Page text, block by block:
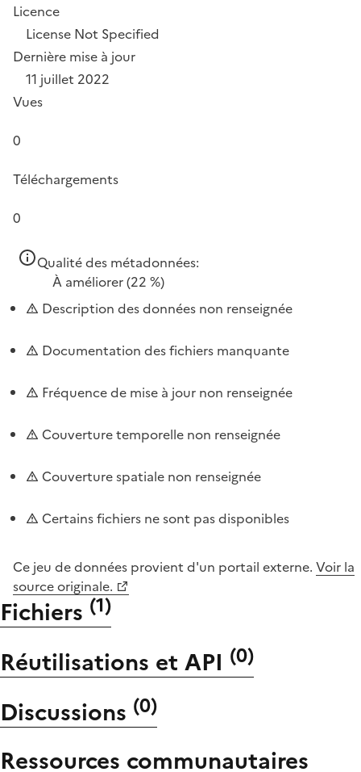
Licence
License Not Specified
Dernière mise à jour
11 juillet 2022
Vues
0
Téléchargements
0
Qualité des métadonnées:
À améliorer(22 %)
Description des données non renseignée
Documentation des fichiers manquante
Fréquence de mise à jour non renseignée
Couverture temporelle non renseignée
Couverture spatiale non renseignée
Certains fichiers ne sont pas disponibles
Ce jeu de données provient d'un portail externe. Voir la
source originale.
Fichiers (1)
Réutilisations et API (0)
Discussions (0)
Ressources communautaires